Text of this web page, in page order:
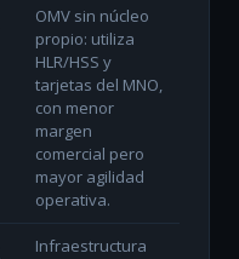
OMV sin núcleo
propio: utiliza
HLR/HSS y
tarjetas del MNO,
con menor
margen
comercial pero
mayor agilidad
operativa.
Infraestructura